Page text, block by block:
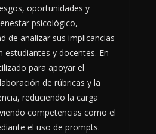
oportunidades y
psicológico,
de analizar sus implicancias
estudiantes y docentes. En
para apoyar el
de rúbricas y la
reduciendo la carga
competencias como el
el uso de prompts.